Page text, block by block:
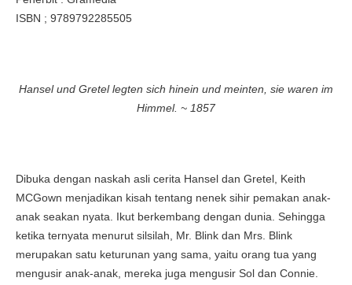
ISBN ; 9789792285505
Hansel und Gretel legten sich hinein und meinten, sie waren im
Himmel. ~ 1857
Dibuka dengan naskah asli cerita Hansel dan Gretel, Keith
MCGown menjadikan kisah tentang nenek sihir pemakan anak-
anak seakan nyata. Ikut berkembang dengan dunia. Sehingga
ketika ternyata menurut silsilah, Mr. Blink dan Mrs. Blink
merupakan satu keturunan yang sama, yaitu orang tua yang
mengusir anak-anak, mereka juga mengusir Sol dan Connie.